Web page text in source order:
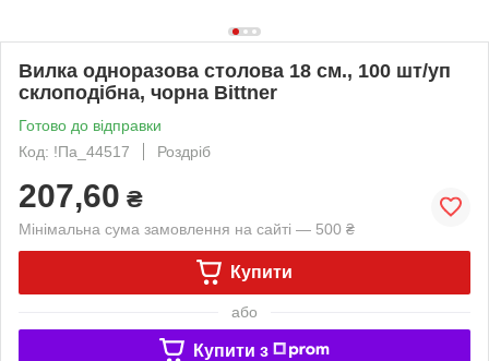
Вилка одноразова столова 18 см., 100 шт/уп
склоподібна, чорна Bittner
Готово до відправки
Код: !Па_44517
Роздріб
207,60 ₴
Мінімальна сума замовлення на сайті — 500 ₴
Купити
або
Купити з